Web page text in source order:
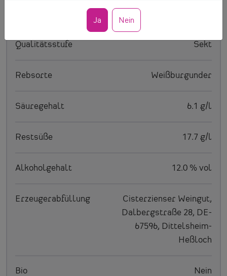
Ja Nein
Qualitätsstufe Sekt
Rebsorte Weißburgunder
Säuregehalt 6.1 g/l
Restsüße 17.7 g/l
Alkoholgehalt 12.0 % vol
Erzeugerabfüllung
Cisterzienser Weingut,
Dalbergstraße 28, DE-
67596, Dittelsheim-
Heßloch
Bio Nein